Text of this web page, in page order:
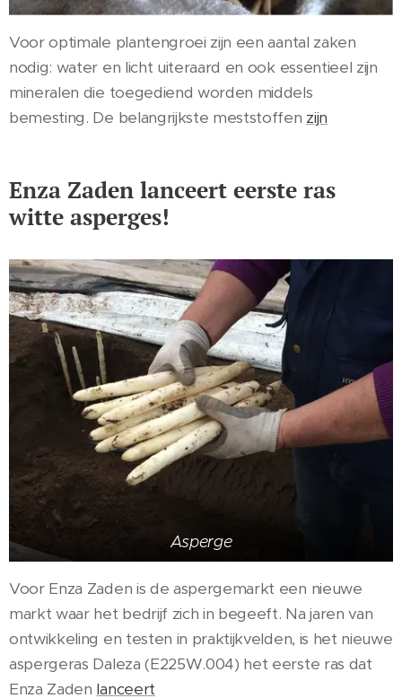
Voor optimale plantengroei zijn een aantal zaken
nodig: water en licht uiteraard en ook essentieel zijn
mineralen die toegediend worden middels
bemesting. De belangrijkste meststoffen zijn
Enza Zaden lanceert eerste ras
witte asperges!
Asperge
Voor Enza Zaden is de aspergemarkt een nieuwe
markt waar het bedrijf zich in begeeft. Na jaren van
ontwikkeling en testen in praktijkvelden, is het nieuwe
aspergeras Daleza (E225W.004) het eerste ras dat
Enza Zaden lanceert